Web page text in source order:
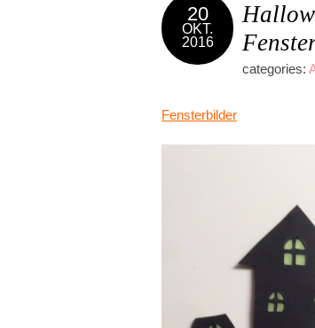
20
OKT.
2016
categories:
Fensterbilder